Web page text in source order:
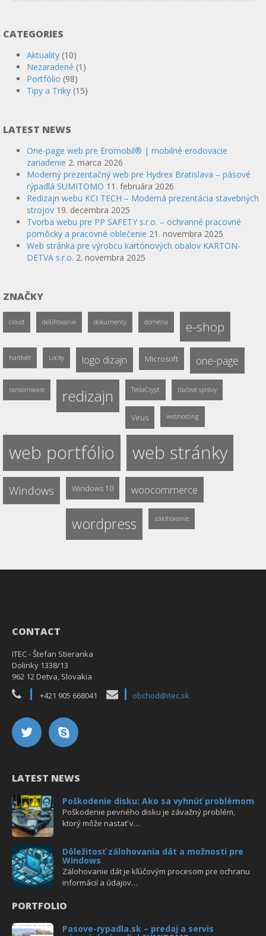
CATEGORIES
Aktuality (10)
Nezaradené (1)
Portfólio (98)
Tipy a Triky (15)
LATEST NEWS
One-page web pre Eromobil® | mobilné erodovacie
zariadenie 2. marca 2026
Moderný prezentačný web pre Hydrex Bratislava – pásové
rýpadlá SUMITOMO 11. februára 2026
Redizajn webu KCI TECH – Moderná prezentácia stavebných
strojov 19. decembra 2025
Tvorba webu pre PP SAFETY s.r.o. – ochranné pracovné
pomôcky a pracovné oblečenie 21. novembra 2025
Web stránka pre výrobcu kartónových obalov KARTON-
DETVA s.r.o. 2. novembra 2025
ZNAČKY
cloud dešifrovanie dokumenty doména e-shop
hardvér Locky logo dizajn Microsoft one-page
ransomware redizajn TeslaCrypt tlačové správy
Virus webhosting
web portfólio web stránky
Windows Windows 10 woocommerce
wordpress zálohovanie
CONTACT
ITEC - Štefan Stieranka
Dolinky 1338/13
962 12 Detva, Slovakia
+421 905 668041
obchod@itec.sk
LATEST NEWS
Poškodenie disku: Ako sa vyhnúť problémom
Poškodenie pevného disku je závažný problém,
ktorý môže nastať v…
Dôležitosť zálohovania dát a možnosti pre
Windows
Zálohovanie dát je kľúčovým procesom pre ochranu
informácií a údajov…
PORTFOLIO
Pasove-rypadla.sk – predaj a servis